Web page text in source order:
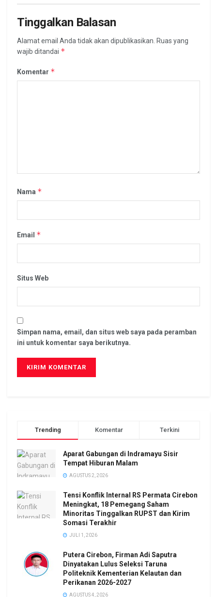
Tinggalkan Balasan
Alamat email Anda tidak akan dipublikasikan. Ruas yang
wajib ditandai *
Komentar *
Nama *
Email *
Situs Web
Simpan nama, email, dan situs web saya pada peramban
ini untuk komentar saya berikutnya.
Trending Komentar Terkini
Aparat Gabungan di Indramayu Sisir
Tempat Hiburan Malam
AGUSTUS 2, 2026
Tensi Konflik Internal RS Permata Cirebon
Meningkat, 18 Pemegang Saham
Minoritas Tinggalkan RUPST dan Kirim
Somasi Terakhir
JULI 1, 2026
Putera Cirebon, Firman Adi Saputra
Dinyatakan Lulus Seleksi Taruna
Politeknik Kementerian Kelautan dan
Perikanan 2026-2027
AGUSTUS 4, 2026